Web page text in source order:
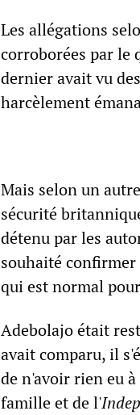
Les allégations
corroborées par
dernier avait vu
harcèlement
Mais selon un
sécurité
détenu par les
souhaité confirmer
qui est normal
Adebolajo était
avait comparu, il
de n'avoir rien eu
famille et de l'